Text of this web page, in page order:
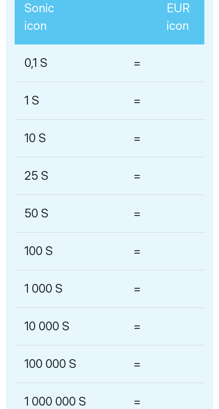
0,1 S =
1 S =
10 S =
25 S =
50 S =
100 S =
1 000 S =
10 000 S =
100 000 S =
1 000 000 S =